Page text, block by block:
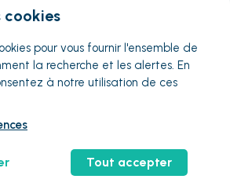
cookies
pour vous fournir l'ensemble de
la recherche et les alertes. En
à notre utilisation de ces
Tout accepter